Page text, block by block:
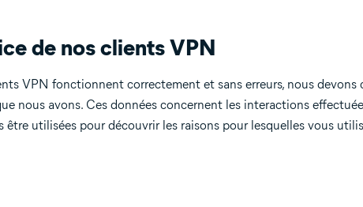
de nos clients VPN
VPN fonctionnent correctement et sans erreurs, nous devons
nous avons. Ces données concernent les interactions
être utilisées pour découvrir les raisons pour lesquelles vous